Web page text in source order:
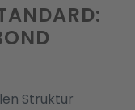
Struktur